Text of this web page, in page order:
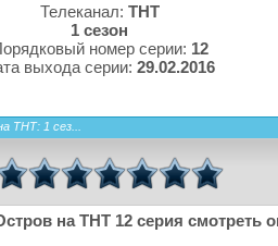
Телеканал: ТНТ
1 сезон
номер серии: 12
выхода серии: 29.02.2016
ТНТ: 1 сез...
на ТНТ 12 серия смотреть